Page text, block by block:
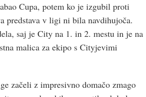
Cupa, potem ko je izgubil proti
predstava v ligi ni bila navdihujoča.
saj je City na 1. in 2. mestu in je na
malica za ekipo s Cityjevimi
začeli z impresivno domačo zmago